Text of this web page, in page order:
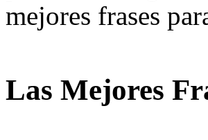
mejores frases
Las Mejores